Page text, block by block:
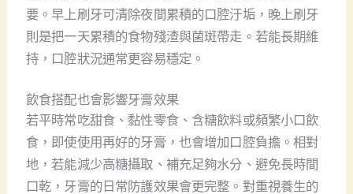
要。早上刷牙可清除夜間累積的口腔汙垢，晚上刷牙
則是把一天累積的食物殘渣與菌斑帶走。若能長期維
持，口腔狀況通常更容易穩定。
飲食搭配也會影響牙膏效果
若平時常吃甜食、黏性零食、含糖飲料或頻繁小口飲
食，即使使用再好的牙膏，也會增加口腔負擔。相對
地，若能減少高糖攝取、補充足夠水分、避免長時間
口乾，牙膏的日常防護效果會更完整。對重視養生的